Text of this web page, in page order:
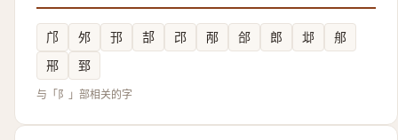
邝 邜 邘 郆 邔 邴 郃 郎 邶
郍
郉
郅
与「阝」部相关的字